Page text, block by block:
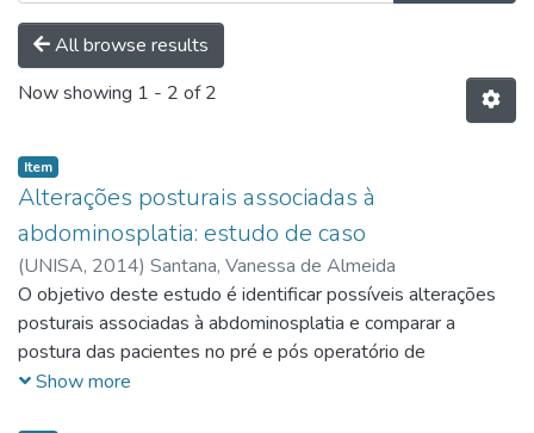
All browse results
Now showing 1 - 2 of 2
Item
Alterações posturais associadas à
abdominosplatia: estudo de caso
(UNISA, 2014) Santana, Vanessa de Almeida
O objetivo deste estudo é identificar possíveis alterações
posturais associadas à abdominosplatia e comparar a
postura das pacientes no pré e pós operatório de
abdominosplatia por meio de instrumento fotográfico.
Show more